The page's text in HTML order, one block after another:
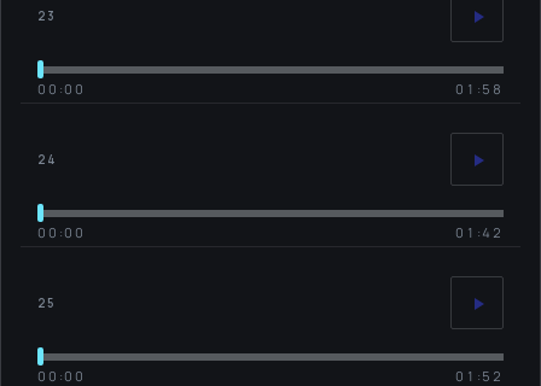
23
00:00 01:58
24
00:00 01:42
25
00:00 01:52